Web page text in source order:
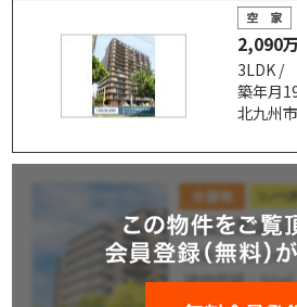
2,090
3LDK /
築年月
北九州